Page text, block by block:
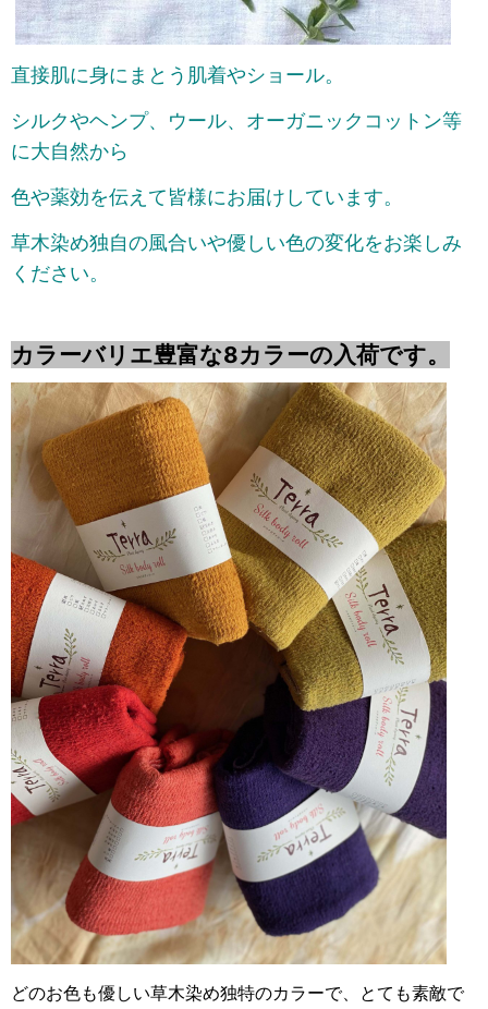
直接肌に身にまとう肌着やショール。
シルクやヘンプ、ウール、オーガニックコットン等
に大自然から
色や薬効を伝えて皆様にお届けしています。
草木染め独自の風合いや優しい色の変化をお楽しみ
ください。
カラーバリエ豊富な8カラーの入荷です。
どのお色も優しい草木染め独特のカラーで、とても素敵で